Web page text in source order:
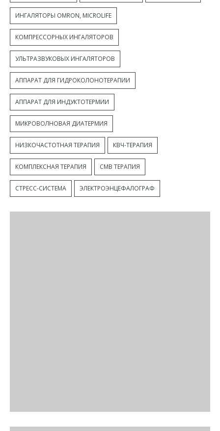
ИНГАЛЯТОРЫ OMRON, MICROLIFE
КОМПРЕССОРНЫХ ИНГАЛЯТОРОВ
УЛЬТРАЗВУКОВЫХ ИНГАЛЯТОРОВ
АППАРАТ ДЛЯ ГИДРОКОЛОНОТЕРАПИИ
АППАРАТ ДЛЯ ИНДУКТОТЕРМИИ
МИКРОВОЛНОВАЯ ДИАТЕРМИЯ
НИЗКОЧАСТОТНАЯ ТЕРАПИЯ КВЧ-ТЕРАПИЯ
КОМПЛЕКСНАЯ ТЕРАПИЯ СМВ ТЕРАПИЯ
СТРЕСС-СИСТЕМА ЭЛЕКТРОЭНЦЕФАЛОГРАФ